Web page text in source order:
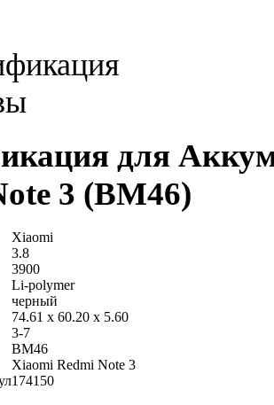
для
3 (BM46)
Xiaomi
3.8
3900
Li-polymer
черный
74.61 x 60.20 x 5.60
3-7
BM46
Xiaomi Redmi Note 3
174150